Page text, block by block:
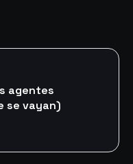
agentes
se vayan)